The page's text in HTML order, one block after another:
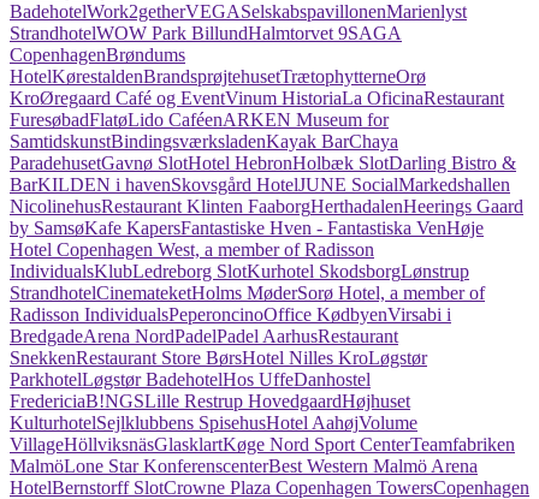
BadehotelWork2getherVEGASelskabspavillonenMarienlyst
StrandhotelWOW Park BillundHalmtorvet 9SAGA
CopenhagenBrøndums
HotelKørestaldenBrandsprøjtehusetTrætophytterneOrø
KroØregaard Café og EventVinum HistoriaLa OficinaRestaurant
FuresøbadFlatøLido CaféenARKEN Museum for
SamtidskunstBindingsværksladenKayak BarChaya
ParadehusetGavnø SlotHotel HebronHolbæk SlotDarling Bistro &
BarKILDEN i havenSkovsgård HotelJUNE SocialMarkedshallen
NicolinehusRestaurant Klinten FaaborgHerthadalenHeerings Gaard
by SamsøKafe KapersFantastiske Hven - Fantastiska VenHøje
Hotel Copenhagen West, a member of Radisson
IndividualsKlubLedreborg SlotKurhotel SkodsborgLønstrup
StrandhotelCinemateketHolms MøderSorø Hotel, a member of
Radisson IndividualsPeperoncinoOffice KødbyenVirsabi i
BredgadeArena NordPadelPadel AarhusRestaurant
SnekkenRestaurant Store BørsHotel Nilles KroLøgstør
ParkhotelLøgstør BadehotelHos UffeDanhostel
FredericiaB!NGSLille Restrup HovedgaardHøjhuset
KulturhotelSejlklubbens SpisehusHotel AahøjVolume
VillageHöllviksnäsGlasklartKøge Nord Sport CenterTeamfabriken
MalmöLone Star KonferenscenterBest Western Malmö Arena
HotelBernstorff SlotCrowne Plaza Copenhagen TowersCopenhagen